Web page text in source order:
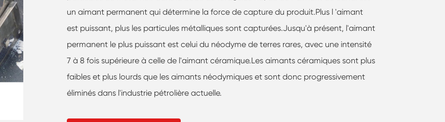
un aimant permanent qui détermine la force de capture du produit.Plus l 'aimant
est puissant, plus les particules métalliques sont capturées.Jusqu'à présent, l'aimant
permanent le plus puissant est celui du néodyme de terres rares, avec une intensité
7 à 8 fois supérieure à celle de l'aimant céramique.Les aimants céramiques sont plus
faibles et plus lourds que les aimants néodymiques et sont donc progressivement
éliminés dans l'industrie pétrolière actuelle.